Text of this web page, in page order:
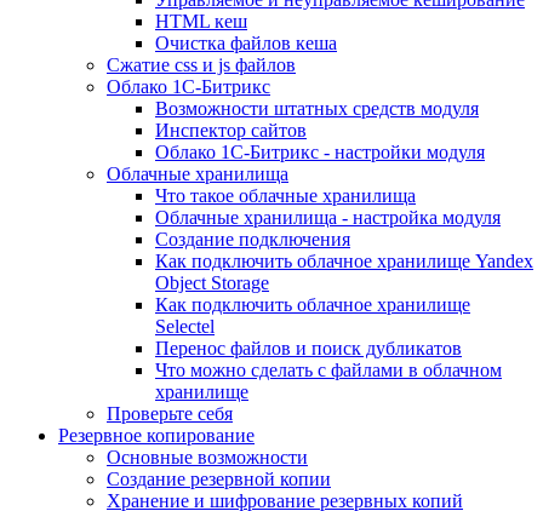
HTML кеш
Очистка файлов кеша
Сжатие css и js файлов
Облако 1С-Битрикс
Возможности штатных средств модуля
Инспектор сайтов
Облако 1С-Битрикс - настройки модуля
Облачные хранилища
Что такое облачные хранилища
Облачные хранилища - настройка модуля
Создание подключения
Как подключить облачное хранилище Yandex
Object Storage
Как подключить облачное хранилище
Selectel
Перенос файлов и поиск дубликатов
Что можно сделать с файлами в облачном
хранилище
Проверьте себя
Резервное копирование
Основные возможности
Создание резервной копии
Хранение и шифрование резервных копий